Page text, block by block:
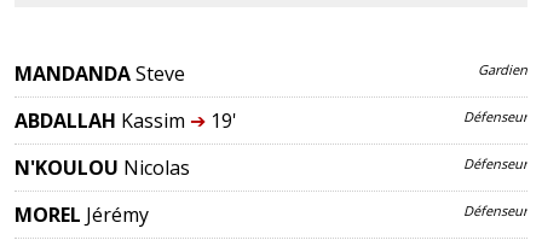
MANDANDASteve Gardien
ABDALLAH Kassim ➔19' Défenseur
N'KOULOU Nicolas Défenseur
MOREL Jérémy Défenseur